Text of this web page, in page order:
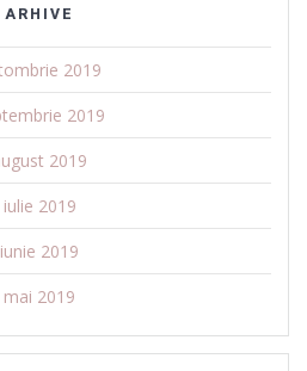
ARHIVE
2019
2019
2019
iulie 2019
iunie 2019
mai 2019